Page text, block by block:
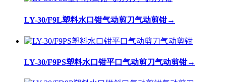
LY-30/F9L塑料水口钳气动剪刀气动剪钳→
LY-30/F9PS塑料水口钳平口气动剪刀气动剪钳→